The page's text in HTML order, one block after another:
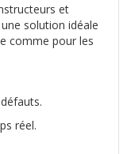
et
solution idéale
comme pour les
réel.